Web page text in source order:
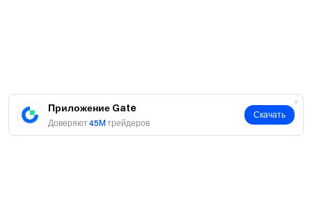
Приложение Gate
Доверяют45M трейдеров
Скачать